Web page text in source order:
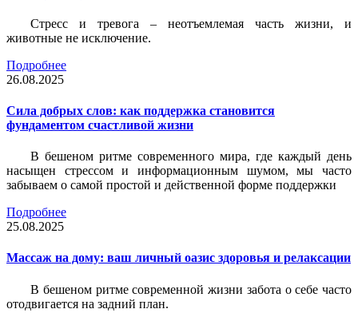
Стресс и тревога – неотъемлемая часть жизни, и
животные не исключение.
Подробнее
26.08.2025
Сила добрых слов: как поддержка становится
фундаментом счастливой жизни
В бешеном ритме современного мира, где каждый день
насыщен стрессом и информационным шумом, мы часто
забываем о самой простой и действенной форме поддержки
Подробнее
25.08.2025
Массаж на дому: ваш личный оазис здоровья и релаксации
В бешеном ритме современной жизни забота о себе часто
отодвигается на задний план.